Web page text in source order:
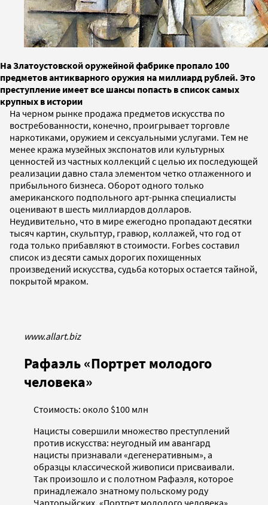
На Златоустовской оружейной фабрике пропало 100
предметов антикварного оружия на миллиард рублей. Это
преступление имеет все шансы попасть в список самых
крупных в истории
На черном рынке продажа предметов искусства по
востребованности, конечно, проигрывает торговле
наркотиками, оружием и сексуальными услугами. Тем не
менее кража музейных экспонатов или культурных
ценностей из частных коллекций с целью их последующей
реализации давно стала элементом четко отлаженного и
прибыльного бизнеса. Оборот одного только
американского подпольного арт-рынка специалисты
оценивают в шесть миллиардов долларов.
Неудивительно, что в мире ежегодно пропадают десятки
тысяч картин, скульптур, гравюр, коллажей, что год от
года только прибавляют в стоимости. Forbes составил
список из десяти самых дорогих похищенных
произведений искусства, судьба которых остается тайной,
покрытой мраком.
www.allart.biz
Рафаэль «Портрет молодого
человека»
Стоимость: около $100 млн
Нацисты совершили множество преступлений
против искусства: неугодный им авангард
нацисты признавали «дегенеративным», а
образцы классической живописи присваивали.
Так произошло и с полотном Рафаэля, которое
принадлежало знатному польскому роду
Чарторыйских. «Портрет молодого человека»